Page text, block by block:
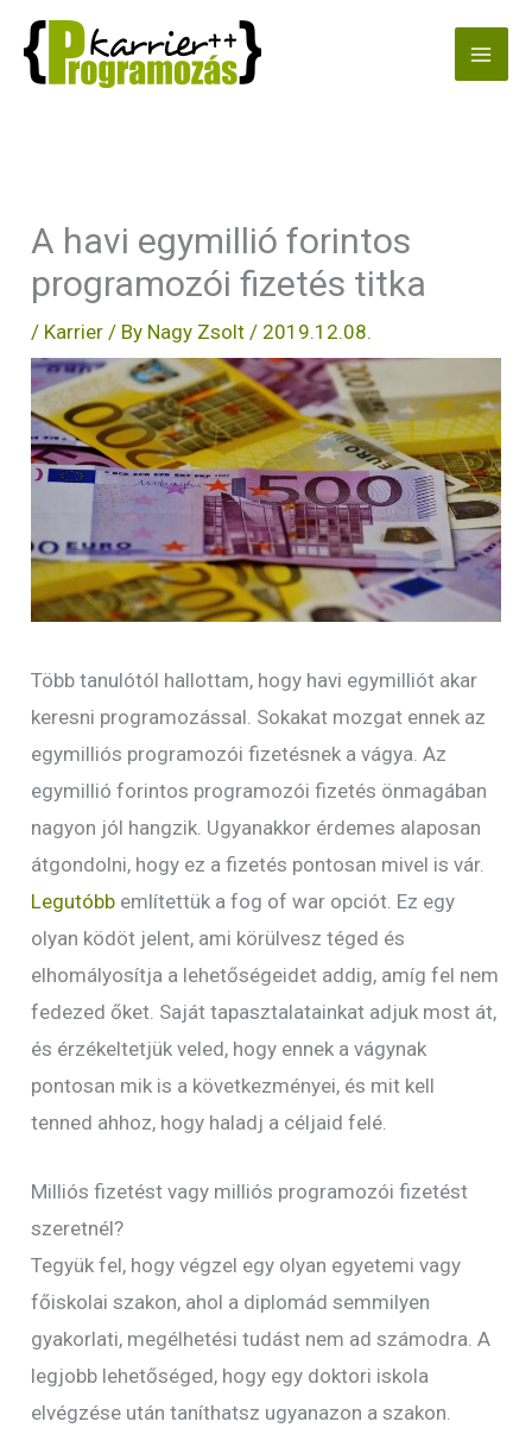
Skip
content
A havi egymillió forintos
programozói fizetés titka
/ Karrier / By Nagy Zsolt / 2019.12.08.
Több tanulótól hallottam, hogy havi egymilliót akar
keresni programozással. Sokakat mozgat ennek az
egymilliós programozói fizetésnek a vágya. Az
egymillió forintos programozói fizetés önmagában
nagyon jól hangzik. Ugyanakkor érdemes alaposan
átgondolni, hogy ez a fizetés pontosan mivel is vár.
Legutóbb említettük a fog of war opciót. Ez egy
olyan ködöt jelent, ami körülvesz téged és
elhomályosítja a lehetőségeidet addig, amíg fel nem
fedezed őket. Saját tapasztalatainkat adjuk most át,
és érzékeltetjük veled, hogy ennek a vágynak
pontosan mik is a következményei, és mit kell
tenned ahhoz, hogy haladj a céljaid felé.
Milliós fizetést vagy milliós programozói fizetést
szeretnél?
Tegyük fel, hogy végzel egy olyan egyetemi vagy
főiskolai szakon, ahol a diplomád semmilyen
gyakorlati, megélhetési tudást nem ad számodra. A
legjobb lehetőséged, hogy egy doktori iskola
elvégzése után taníthatsz ugyanazon a szakon.